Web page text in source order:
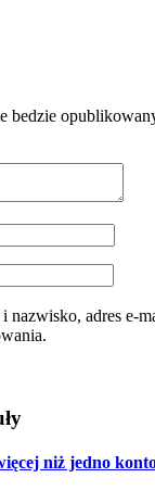
bedzie
nazwisko, adres e-
niż jedno